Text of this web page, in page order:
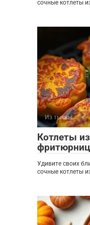
сочные котлеты
Из тыквы
Котлеты
Удивите своих
сочные котлеты